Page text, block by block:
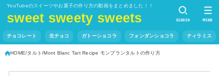
YouTubeのスイーツやお菓子の作り方の動画をまとめました！！
sweet sweety sweets
チョコレート 生チョコ ガトーショコラ フォンダンショコラ ティラミス
SEARCH MENU
HOME タルト Mont Blanc Tart Recipe モンブランタルトの作り方